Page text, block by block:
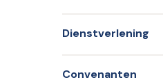
Dienstverlening
Convenanten